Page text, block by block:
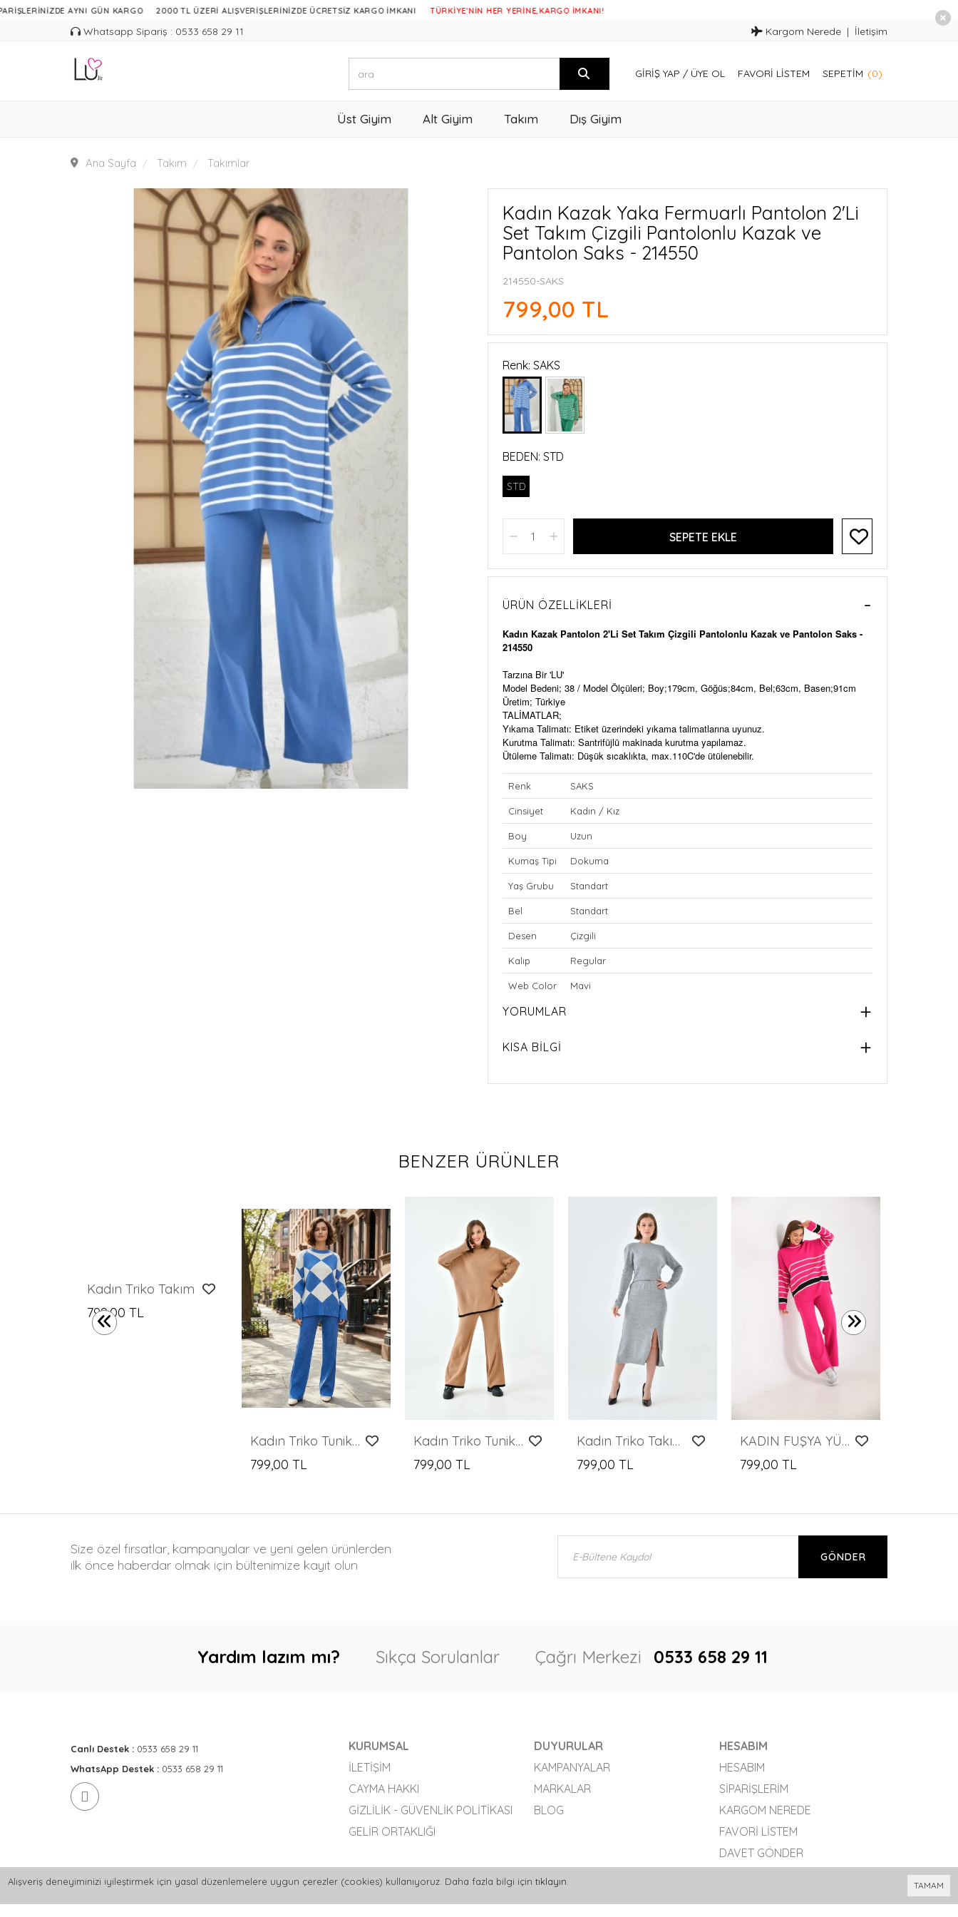
AYNI GÜN KARGO 2000 TL ÜZERİ ALIŞVERİŞLERİNİZDE ÜCRETSİZ KARGO İMKANI TÜRKİYE'NİN HER YERİNE,KARGO İMKANI!
Whatsapp Sipariş : 0533 658 29 11 Kargom Nerede İletişim
GIRIŞ YAP / ÜYE OL FAVORI LISTEM SEPETIM (0)
Üst Giyim Alt Giyim Takım Dış Giyim
Ana Sayfa Takım Takımlar
Kadın Kazak Yaka Fermuarlı Pantolon 2'Li
Set Takım Çizgili Pantolonlu Kazak ve
Pantolon Saks - 214550
214550-SAKS
799,00 TL
Renk: SAKS
BEDEN: STD
STD
SEPETE EKLE
ÜRÜN ÖZELLIKLERI
Kadın Kazak Pantolon 2'Li Set Takım Çizgili Pantolonlu Kazak ve Pantolon Saks -
214550
Tarzına Bir 'LU'
Model Bedeni; 38 / Model Ölçüleri; Boy;179cm, Göğüs;84cm, Bel;63cm, Basen;91cm
Üretim; Türkiye
TALİMATLAR;
Yıkama Talimatı: Etiket üzerindeki yıkama talimatlarına uyunuz.
Kurutma Talimatı: Santrifüjlü makinada kurutma yapılamaz.
Ütüleme Talimatı: Düşük sıcaklıkta, max.110C'de ütülenebilir.
Renk SAKS
Cinsiyet Kadın / Kız
Boy Uzun
Kumaş Tipi Dokuma
Yaş Grubu Standart
Bel Standart
Desen Çizgili
Kalıp Regular
Web Color Mavi
YORUMLAR
KISA BİLGİ
BENZER ÜRÜNLER
Kadın Triko Takım
799,00 TL
Kadın Triko Tunik ve Pantolonlu İkili Takım
799,00 TL
Kadın Triko Tunik ve Pantolonlu İkili Takım
799,00 TL
Kadın Triko Takım Simli Triko Takım Gri - 10579
799,00 TL
KADIN FUŞYA YÜKSEK BOYUN PANTOLONLU İKİLİ TAKIM
799,00 TL
Size özel fırsatlar, kampanyalar ve yeni gelen ürünlerden
ilk önce haberdar olmak için bültenimize kayıt olun
GÖNDER
Yardım lazım mı? Sıkça Sorulanlar Çağrı Merkezi 0533 658 29 11
Canlı Destek : 0533 658 29 11
WhatsApp Destek : 0533 658 29 11
KURUMSAL
İLETIŞIM
CAYMA HAKKI
GIZLILIK - GÜVENLIK POLITIKASI
GELIR ORTAKLIĞI
DUYURULAR
KAMPANYALAR
MARKALAR
BLOG
HESABIM
HESABIM
SIPARIŞLERIM
KARGOM NEREDE
FAVORI LISTEM
DAVET GÖNDER
TAMAM
Alışveriş deneyiminizi iyileştirmek için yasal düzenlemelere uygun çerezler (cookies) kullanıyoruz. Daha fazla bilgi için tıklayın